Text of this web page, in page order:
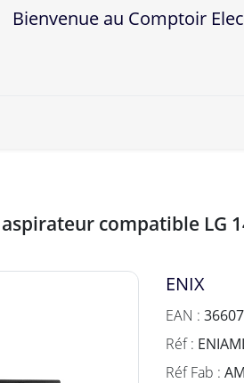
au Comptoir
compatible LG
ENIX
EAN :
Réf :
Réf Fab :